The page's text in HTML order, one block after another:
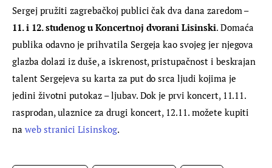
Sergej pružiti zagrebačkoj publici čak dva dana zaredom –
11. i 12. studenog u Koncertnoj dvorani Lisinski. Domaća
publika odavno je prihvatila Sergeja kao svojeg jer njegova
glazba dolazi iz duše, a iskrenost, pristupačnost i beskrajan
talent Sergejeva su karta za put do srca ljudi kojima je
jedini životni putokaz – ljubav. Dok je prvi koncert, 11.11.
rasprodan, ulaznice za drugi koncert, 12.11. možete kupiti
na web stranici Lisinskog.